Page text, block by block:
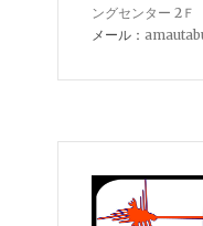
ングセンター 2Ｆ
メール：